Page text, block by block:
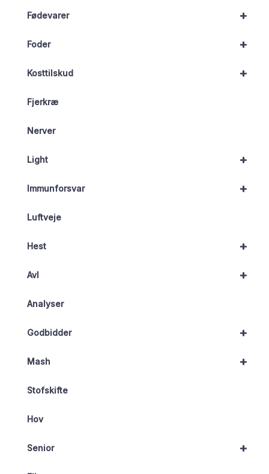
+
Fødevarer
+
Foder
+
Kosttilskud
Fjerkræ
Nerver
+
Light
+
Immunforsvar
Luftveje
+
Hest
+
Avl
Analyser
+
Godbidder
+
Mash
Stofskifte
Hov
+
Senior